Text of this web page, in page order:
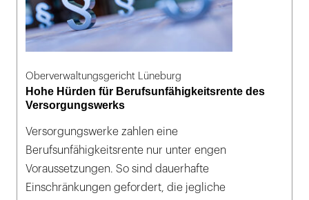
Oberverwaltungsgericht Lüneburg
Hohe Hürden für Berufsunfähigkeitsrente des
Versorgungswerks
Versorgungswerke zahlen eine
Berufsunfähigkeitsrente nur unter engen
Voraussetzungen. So sind dauerhafte
Einschränkungen gefordert, die jegliche